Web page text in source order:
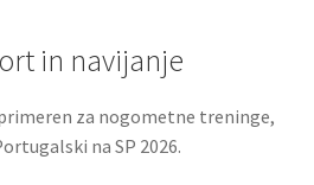
in navijanje
za nogometne treninge,
na SP 2026.